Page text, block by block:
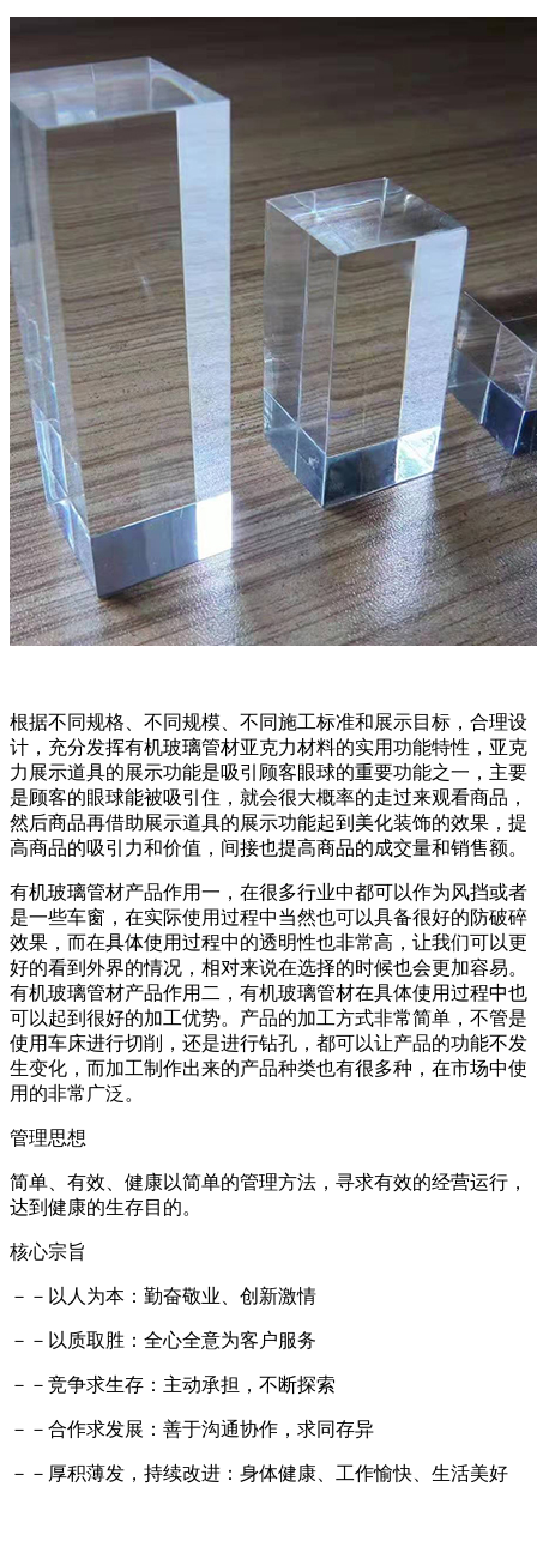
根据不同规格、不同规模、不同施工标准和展示目标，合理设
计，充分发挥有机玻璃管材亚克力材料的实用功能特性，亚克
力展示道具的展示功能是吸引顾客眼球的重要功能之一，主要
是顾客的眼球能被吸引住，就会很大概率的走过来观看商品，
然后商品再借助展示道具的展示功能起到美化装饰的效果，提
高商品的吸引力和价值，间接也提高商品的成交量和销售额。
有机玻璃管材产品作用一，在很多行业中都可以作为风挡或者
是一些车窗，在实际使用过程中当然也可以具备很好的防破碎
效果，而在具体使用过程中的透明性也非常高，让我们可以更
好的看到外界的情况，相对来说在选择的时候也会更加容易。
有机玻璃管材产品作用二，有机玻璃管材在具体使用过程中也
可以起到很好的加工优势。产品的加工方式非常简单，不管是
使用车床进行切削，还是进行钻孔，都可以让产品的功能不发
生变化，而加工制作出来的产品种类也有很多种，在市场中使
用的非常广泛。
管理思想
简单、有效、健康以简单的管理方法，寻求有效的经营运行，
达到健康的生存目的。
核心宗旨
－－以人为本：勤奋敬业、创新激情
－－以质取胜：全心全意为客户服务
－－竞争求生存：主动承担，不断探索
－－合作求发展：善于沟通协作，求同存异
－－厚积薄发，持续改进：身体健康、工作愉快、生活美好